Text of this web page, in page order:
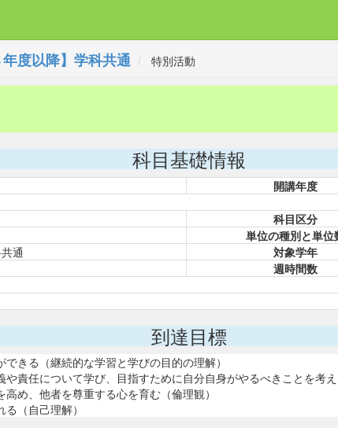
年度以降】学科共通 特別活動
科目基礎情報
開講年度
科目区分
単位の種別と単位
通 対象学年
週時間数
到達目標
きる（継続的な学習と学びの目的の理解）
責任について学び、目指すために自分自身がやるべきことを考え
め、他者を尊重する心を育む（倫理観）
（自己理解）